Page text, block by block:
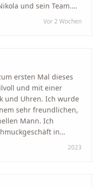
und sein Team.
wir jedes Mal
am Herzen liegen.
schätzt, ist hier genau
Vor 2 Wochen
ersten Mal dieses
und mit einer
und Uhren. Ich wurde
sehr freundlichen,
Mann. Ich
in
zufrieden und
Ich danke Ihnen – ich
2023